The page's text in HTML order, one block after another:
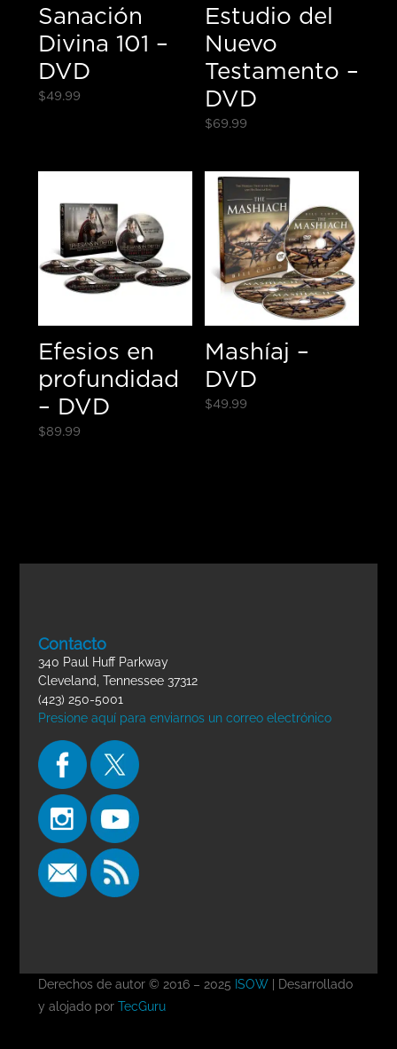
Sanación
Divina 101 –
DVD
$49.99
Estudio del
Nuevo
Testamento –
DVD
$69.99
Efesios en
profundidad
– DVD
$89.99
Mashíaj –
DVD
$49.99
Contacto
340 Paul Huff Parkway
Cleveland, Tennessee 37312
(423) 250-5001
Presione aquí para enviarnos un correo electrónico
Derechos de autor © 2016 – 2025 ISOW| Desarrollado
y alojado por TecGuru